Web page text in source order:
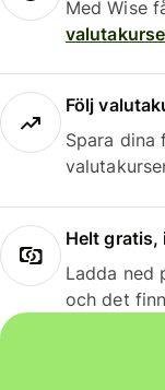
Med Wise
Följ
Spara
Helt gratis,
Ladda ned
och det